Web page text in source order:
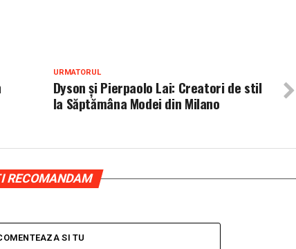
URMATORUL
Dyson și Pierpaolo Lai: Creatori de stil
la Săptămâna Modei din Milano
RECOMANDAM
SI TU